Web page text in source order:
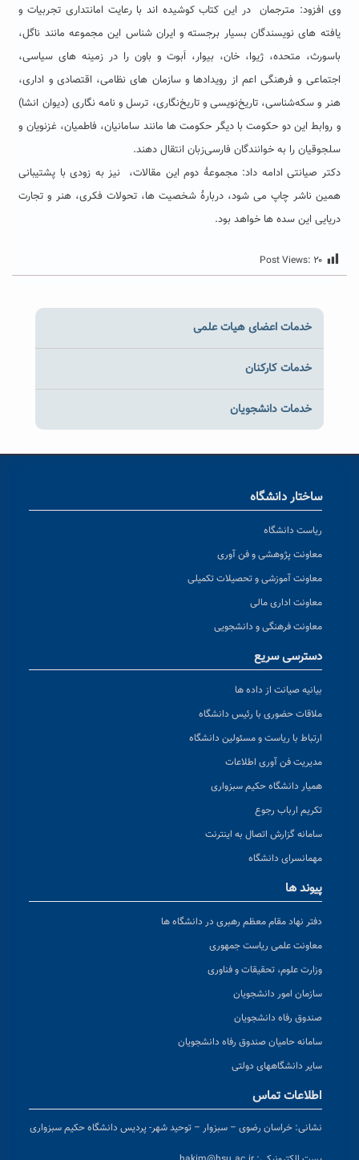
وی افزود: مترجمان در این کتاب کوشیده اند با رعایت امانتداری تجربیات و
یافته های نویسندگان بسیار برجسته و ایران شناس این مجموعه مانند ناگل،
باسورث، متحده، ژیوا، خان، بیوار، اَبوت و باون را در زمینه های سیاسی،
اجتماعی و فرهنگی اعم از رویدادها و سازمان های نظامی، اقتصادی و اداری،
هنر و سکه‌شناسی، تاریخ‌نویسی و تاریخ‌نگاری، ترسل و نامه نگاری (‌دیوان انشا)
و روابط این دو حکومت با دیگر حکومت ها مانند سامانیان، فاطمیان، غزنویان و
سلجوقیان را به خوانندگان فارسی‌زبان انتقال دهند.
دکتر صیانتی ادامه داد: مجموعۀ دوم این مقالات، نیز به زودی با پشتیبانی
همین ناشر چاپ می شود، دربارۀ شخصیت ها، تحولات فکری، هنر و تجارت
دریایی این سده ها خواهد بود.
Post Views: ۲۰
خدمات اعضای هیات علمی
خدمات کارکنان
خدمات دانشجویان
ساختار دانشگاه
ریاست دانشگاه
معاونت پژوهشی و فن آوری
معاونت آموزشی و تحصیلات تکمیلی
معاونت اداری مالی
معاونت فرهنگی و دانشجویی
دسترسی سریع
بیانیه صیانت از داده ها
ملاقات حضوری با رئیس دانشگاه
ارتباط با ریاست و مسئولین دانشگاه
مدیریت فن آوری اطلاعات
همیار دانشگاه حکیم سبزواری
تکریم ارباب رجوع
سامانه گزارش اتصال به اینترنت
مهمانسرای دانشگاه
پیوند ها
دفتر نهاد مقام معظم رهبری در دانشگاه ها
معاونت علمی ریاست جمهوری
وزارت علوم، تحقیقات و فناوری
سازمان امور دانشجویان
صندوق رفاه دانشجویان
سامانه حامیان صندوق رفاه دانشجویان
سایر دانشگاههای دولتی
اطلاعات تماس
نشانی: خراسان رضوی – سبزوار – توحید شهر- پردیس دانشگاه حکیم سبزواری